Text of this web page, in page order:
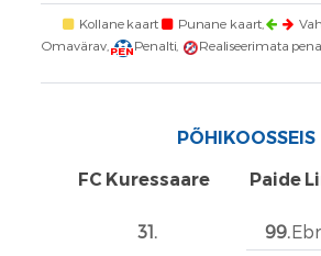
Kollane kaart Punane kaart,
Omavärav,PENPenalti, Realiseerimata
PÕHIKOOSSEIS
FC Kuressaare
31.
Paide
99.